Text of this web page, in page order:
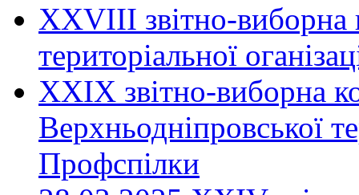
ХХVIII звітно-виборна
територіальної
XXIX звітно-виборна
Верхньодніпровської
Профспілки